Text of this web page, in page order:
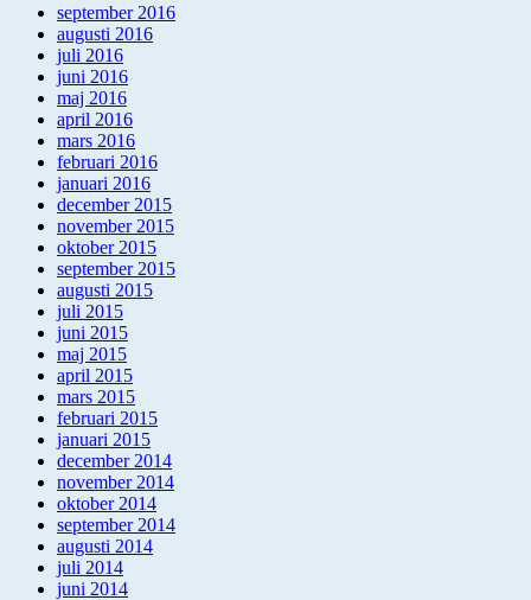
september 2016
augusti 2016
juli 2016
juni 2016
maj 2016
april 2016
mars 2016
februari 2016
januari 2016
december 2015
november 2015
oktober 2015
september 2015
augusti 2015
juli 2015
juni 2015
maj 2015
april 2015
mars 2015
februari 2015
januari 2015
december 2014
november 2014
oktober 2014
september 2014
augusti 2014
juli 2014
juni 2014